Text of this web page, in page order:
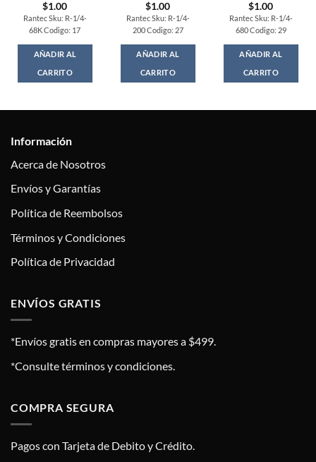
$1.00
Rantec Sku: R-1/4-
68K Codigo: 17
AÑADIR AL
CARRITO
$1.00
Rantec Sku: R-1/4-
200 Codigo: 27
AÑADIR AL
CARRITO
$1.00
Rantec Sku: R-1/4-
680 Codigo: 29
AÑADIR AL
CARRITO
Información
Acerca de Nosotros
Envíos y Garantías
Política de Reembolsos
Términos y Condiciones
Política de Privacidad
ENVÍOS GRATIS
*Envíos gratis en compras mayores a $499.
*Consulte términos y condiciones.
COMPRA SEGURA
Pagos con Tarjeta de Debito y Crédito.